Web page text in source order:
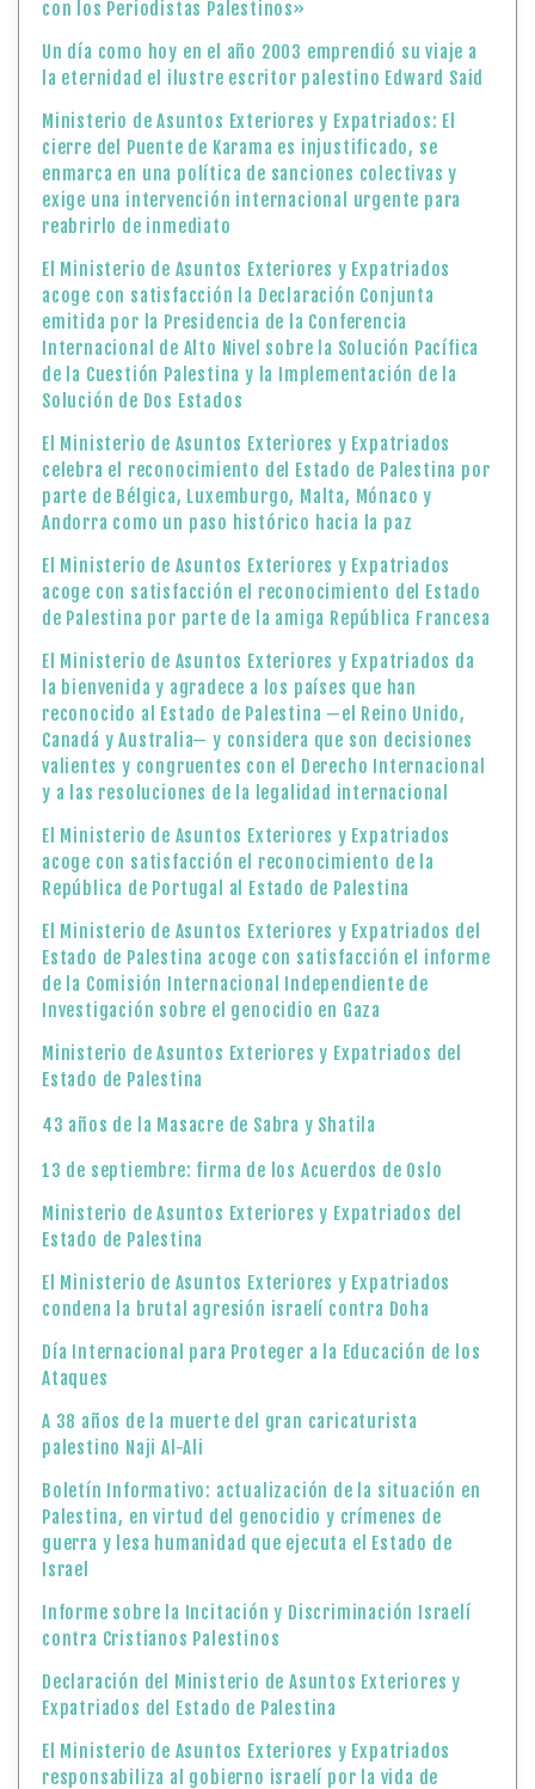
con los Periodistas Palestinos»
Un día como hoy en el año 2003 emprendió su viaje a
la eternidad el ilustre escritor palestino Edward Said
Ministerio de Asuntos Exteriores y Expatriados: El
cierre del Puente de Karama es injustificado, se
enmarca en una política de sanciones colectivas y
exige una intervención internacional urgente para
reabrirlo de inmediato
El Ministerio de Asuntos Exteriores y Expatriados
acoge con satisfacción la Declaración Conjunta
emitida por la Presidencia de la Conferencia
Internacional de Alto Nivel sobre la Solución Pacífica
de la Cuestión Palestina y la Implementación de la
Solución de Dos Estados
El Ministerio de Asuntos Exteriores y Expatriados
celebra el reconocimiento del Estado de Palestina por
parte de Bélgica, Luxemburgo, Malta, Mónaco y
Andorra como un paso histórico hacia la paz
El Ministerio de Asuntos Exteriores y Expatriados
acoge con satisfacción el reconocimiento del Estado
de Palestina por parte de la amiga República Francesa
El Ministerio de Asuntos Exteriores y Expatriados da
la bienvenida y agradece a los países que han
reconocido al Estado de Palestina —el Reino Unido,
Canadá y Australia— y considera que son decisiones
valientes y congruentes con el Derecho Internacional
y a las resoluciones de la legalidad internacional
El Ministerio de Asuntos Exteriores y Expatriados
acoge con satisfacción el reconocimiento de la
República de Portugal al Estado de Palestina
El Ministerio de Asuntos Exteriores y Expatriados del
Estado de Palestina acoge con satisfacción el informe
de la Comisión Internacional Independiente de
Investigación sobre el genocidio en Gaza
Ministerio de Asuntos Exteriores y Expatriados del
Estado de Palestina
43 años de la Masacre de Sabra y Shatila
13 de septiembre: firma de los Acuerdos de Oslo
Ministerio de Asuntos Exteriores y Expatriados del
Estado de Palestina
El Ministerio de Asuntos Exteriores y Expatriados
condena la brutal agresión israelí contra Doha
Día Internacional para Proteger a la Educación de los
Ataques
A 38 años de la muerte del gran caricaturista
palestino Naji Al-Ali
Boletín Informativo: actualización de la situación en
Palestina, en virtud del genocidio y crímenes de
guerra y lesa humanidad que ejecuta el Estado de
Israel
Informe sobre la Incitación y Discriminación Israelí
contra Cristianos Palestinos
Declaración del Ministerio de Asuntos Exteriores y
Expatriados del Estado de Palestina
El Ministerio de Asuntos Exteriores y Expatriados
responsabiliza al gobierno israelí por la vida de